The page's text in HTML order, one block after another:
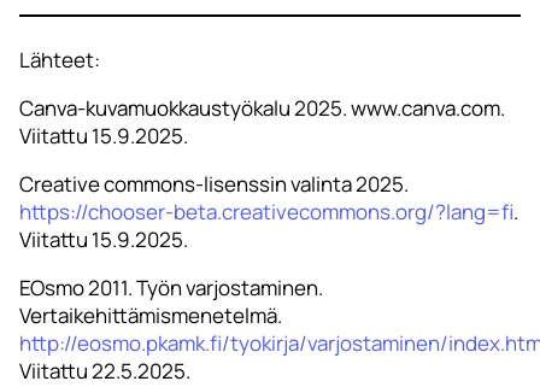
Lähteet:
Canva-kuvamuokkaustyökalu 2025. www.canva.com.
Viitattu 15.9.2025.
Creative commons-lisenssin valinta 2025.
https://chooser-beta.creativecommons.org/?lang=fi.
Viitattu 15.9.2025.
EOsmo 2011. Työn varjostaminen.
Vertaikehittämismenetelmä.
http://eosmo.pkamk.fi/tyokirja/varjostaminen/
Viitattu 22.5.2025.